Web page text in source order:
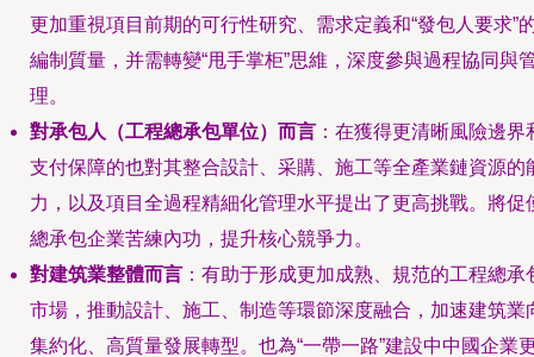
更加重視項目前期的可行性研究、需求定義和“發包人要求”
編制質量，并需轉變“甩手掌柜”思維，深度參與過程協同與
理。
對承包人（工程總承包單位）而言 ：在獲得更清晰風險邊界
支付保障的也對其整合設計、采購、施工等全產業鏈資源的
力，以及項目全過程精細化管理水平提出了更高挑戰。將促
總承包企業苦練內功，提升核心競爭力。
對建筑業整體而言 ：有助于形成更加成熟、規范的工程總承
市場，推動設計、施工、制造等環節深度融合，加速建筑業
集約化、高質量發展轉型。也為“一帶一路”建設中中國企業